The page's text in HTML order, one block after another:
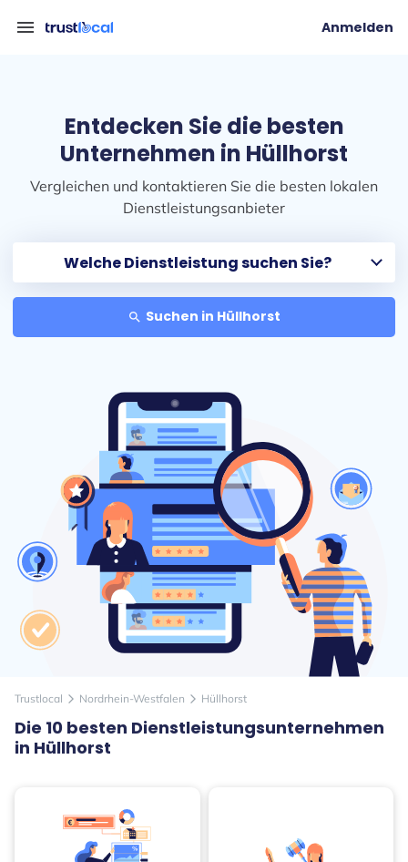
menu Anmelden
Entdecken Sie die besten
Unternehmen in Hüllhorst
Vergleichen und kontaktieren Sie die besten lokalen
Dienstleistungsanbieter
search Suchen in Hüllhorst
Trustlocal arrow_forward_ios Nordrhein-Westfalen arrow_forward_ios Hüllhorst
Die 10 besten Dienstleistungsunternehmen
in Hüllhorst